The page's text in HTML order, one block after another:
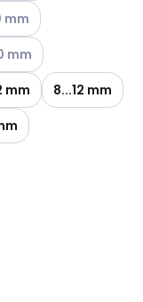
olevat
mm
olevat
mm
mm
8...12 mm